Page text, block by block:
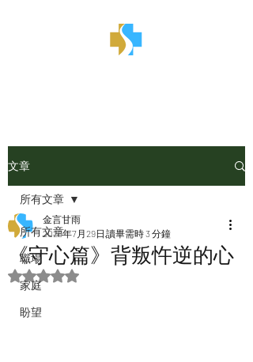
文章
所有文章
職場
家庭
盼望
所有文章
《守心篇》背叛忤逆的心
金言甘雨
2025年7月29日 讀畢需時 3 分鐘
評等為 NaN（最高為 5 顆星）。